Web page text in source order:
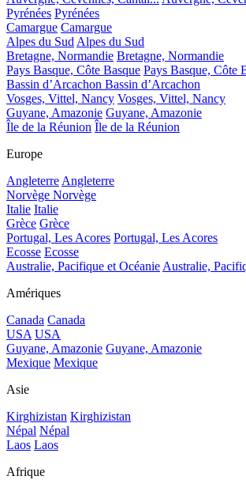
Pyrénées Pyrénées
Camargue Camargue
Alpes du SudAlpes du Sud
Bretagne, Normandie Bretagne, Normandie
Pays Basque, Côte Basque Pays Basque, Côte
Bassin d’Arcachon Bassin d’Arcachon
Vosges, Vittel, Nancy Vosges, Vittel, Nancy
Guyane, Amazonie Guyane, Amazonie
Île de la Réunion Île de la Réunion
Europe
AngleterreAngleterre
Norvège Norvège
Italie Italie
Grèce Grèce
Portugal, Les Acores Portugal, Les Acores
Ecosse Ecosse
Australie, Pacifique et OcéanieAustralie,
Amériques
Canada Canada
USA USA
Guyane, Amazonie Guyane, Amazonie
Mexique Mexique
Asie
Kirghizistan Kirghizistan
Népal Népal
Laos Laos
Afrique